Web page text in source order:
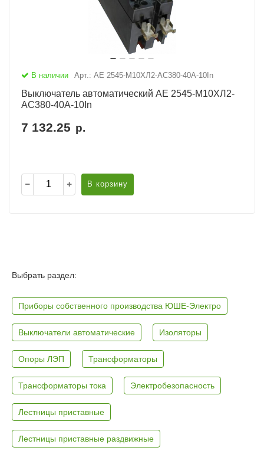
В наличии Арт.: АЕ 2545-М10ХЛ2-AC380-40А-10In
Выключатель автоматический АЕ 2545-М10ХЛ2-
AC380-40А-10In
7 132.25 р.
В корзину
Выбрать раздел:
Приборы собственного производства ЮШЕ-Электро
Выключатели автоматические Изоляторы
Опоры ЛЭП Трансформаторы
Трансформаторы тока Электробезопасность
Лестницы приставные
Лестницы приставные раздвижные